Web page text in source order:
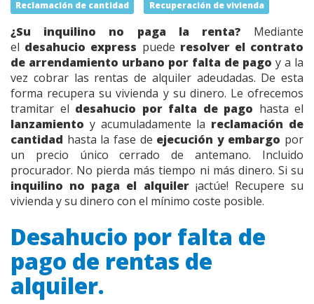
Reclamación de cantidad
Recuperación de vivienda
¿Su inquilino no paga la renta? Mediante
el desahucio express puede resolver el contrato
de arrendamiento urbano por falta de pago y a la
vez cobrar las rentas de alquiler adeudadas. De esta
forma recupera su vivienda y su dinero. Le ofrecemos
tramitar el desahucio por falta de pago hasta el
lanzamiento y acumuladamente la reclamación de
cantidad hasta la fase de ejecución y embargo por
un precio único cerrado de antemano. Incluido
procurador. No pierda más tiempo ni más dinero. Si su
inquilino no paga el alquiler¡actúe! Recupere su
vivienda y su dinero con el mínimo coste posible.
Desahucio por falta de
pago de rentas de
alquiler.